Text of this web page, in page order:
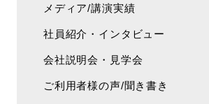
メディア/講演実績
社員紹介・インタビュー
会社説明会・見学会
ご利用者様の声/聞き書き